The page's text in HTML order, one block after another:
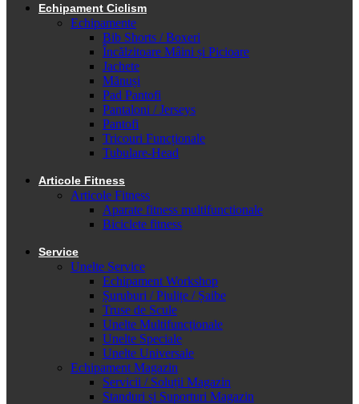
Echipament Ciclism
Echipamente
Bib Shorts / Boxeri
Încălzitoare Mâini și Picioare
Jachete
Mănuși
Pad Pantofi
Pantaloni / Jerseys
Pantofi
Tricouri Funcționale
Tubulare-Head
Articole Fitness
Articole Fitness
Aparate fitness multifunctionale
Biciclete fitness
Service
Unelte Service
Echipament Workshop
Șuruburi / Piulițe / Șaibe
Truse de Scule
Unelte Multifuncționale
Unelte Speciale
Unelte Universale
Echipament Magazin
Servicii / Soluții Magazin
Standuri și Suporturi Magazin